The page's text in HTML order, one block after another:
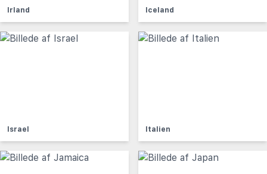
Irland Iceland
Israel Italien